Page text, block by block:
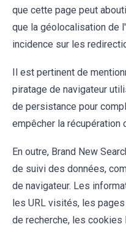
que cette page peut
que la géolocalisation de
incidence sur les
Il est pertinent de
piratage de navigateur
de persistance pour
empêcher la récupération
En outre, Brand New
de suivi des données,
de navigateur. Les
les URL visités, les
de recherche, les cookies